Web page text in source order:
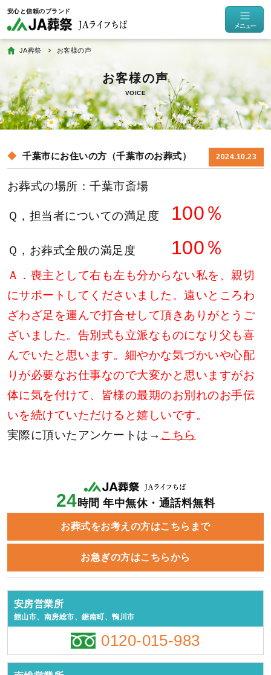
JA葬祭 お客様の声
VOICE
千葉市にお住いの方（千葉市のお葬式） 2024.10.23
お葬式の場所 ：千葉市斎場
Ｑ，担当者についての満足度 100％
Ｑ，お葬式全般の満足度 100％
Ａ．喪主として右も左も分からない私を、親切
にサポートしてくださいました。遠いところわ
ざわざ足を運んで打合せして頂きありがとうご
ざいました。告別式も立派なものになり父も喜
んでいたと思います。細やかな気づかいや心配
りが必要なお仕事なので大変かと思いますがお
体に気を付けて、皆様の最期のお別れのお手伝
いを続けていただけると嬉しいです。
実際に頂いたアンケートは→ こちら
24時間 年中無休・通話料無料
お葬式をお考えの方はこちらまで
お急ぎの方はこちらから
安房営業所
館山市、南房総市、鋸南町、鴨川市
0120-015-983